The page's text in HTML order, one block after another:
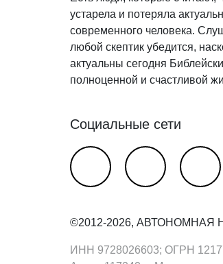
устарела и потеряла
современного человека.
любой скептик убедится,
актуальны сегодня
полноценной и счастливой
Социальные сети
©2012-2026,
ИНН 9728026603; ОГРН